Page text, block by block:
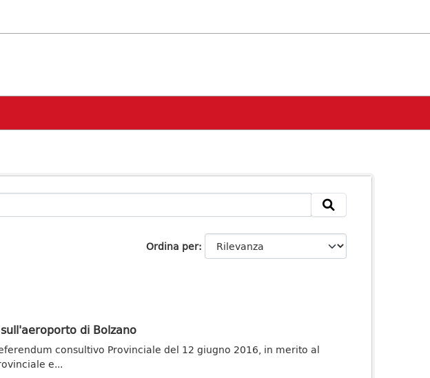
Ordina per
di Bolzano
consultivo Provinciale del 12 giugno 2016, in merito al
e...